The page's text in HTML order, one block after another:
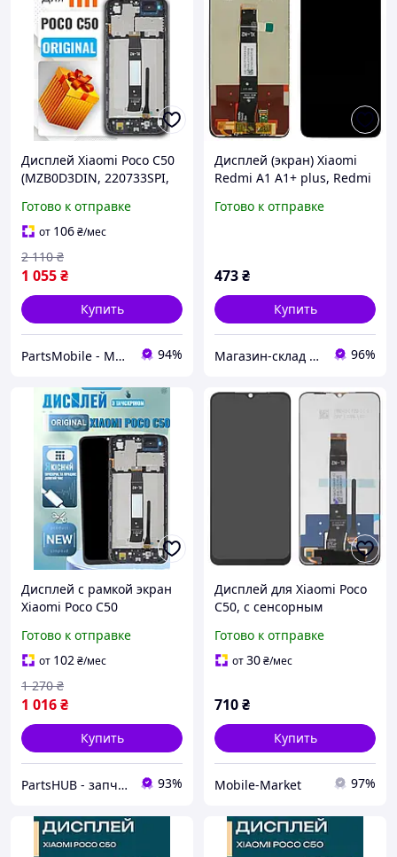
Дисплей Xiaomi Poco C50
(MZB0D3DIN, 220733SPI,
оригинального качества,
экран на Ксиоми Поко
С50
Готово к отправке
от 106₴/мес
1 055₴
2 110 ₴
Купить
PartsMobile - Магазин запчастин (телефони, планшети, ноутбуки) 94%
Дисплей (экран) Xiaomi
Redmi A1 A1+ plus, Redmi
+ тачскрин (AAAA)
Готово к отправке
473₴
Купить
Магазин-склад "Mobile 112" - запчасти для телефонов и планшетов. Доставка по Украине 96%
Дисплей с рамкой экран
Xiaomi Poco C50
сенсор в сборе, Модуль
Ксиоми Поко С50
Готово к отправке
от 102₴/мес
1 016₴
1 270 ₴
Купить
PartsHUB - запчастини на Телефони (Дисплей / Акумулятор / Шлейф-Плати) 93%
Дисплей для Xiaomi Poco
C50, с сенсорным
(prc)
Готово к отправке
от30₴/мес
710₴
Купить
Mobile-Market 97%